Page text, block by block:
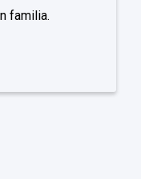
familia.